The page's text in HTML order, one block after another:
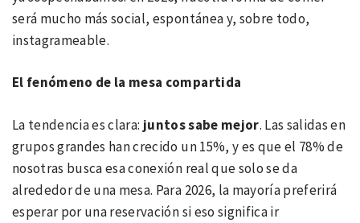
será mucho más social, espontánea y, sobre todo,
instagrameable.
El fenómeno de la mesa compartida
La tendencia es clara: juntossabe mejor. Las salidas en
grupos grandes han crecido un 15%, y es que el 78% de
nosotras busca esa conexión real que solo se da
alrededor de una mesa. Para 2026, la mayoría preferirá
esperar por una reservación si eso significa ir